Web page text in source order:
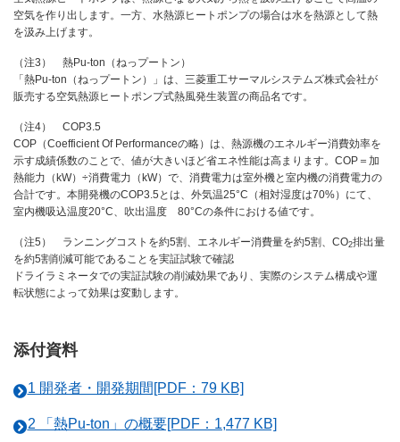
空気を作り出します。一方、水熱源ヒートポンプの場合は水を熱源として熱
を汲み上げます。
（注3） 熱Pu-ton（ねっプートン）
「熱Pu-ton（ねっプートン）」は、三菱重工サーマルシステムズ株式会社が
販売する空気熱源ヒートポンプ式熱風発生装置の商品名です。
（注4） COP3.5
COP（Coefficient Of Performanceの略）は、熱源機のエネルギー消費効率を
示す成績係数のことで、値が大きいほど省エネ性能は高まります。COP＝加
熱能力（kW）÷消費電力（kW）で、消費電力は室外機と室内機の消費電力の
合計です。本開発機のCOP3.5とは、外気温25°C（相対湿度は70%）にて、
室内機吸込温度20°C、吹出温度 80°Cの条件における値です。
（注5） ランニングコストを約5割、エネルギー消費量を約5割、CO2排出量
を約5割削減可能であることを実証試験で確認
ドライラミネータでの実証試験の削減効果であり、実際のシステム構成や運
転状態によって効果は変動します。
添付資料
1 開発者・開発期間[PDF：79 KB]
2 「熱Pu-ton」の概要[PDF：1,477 KB]